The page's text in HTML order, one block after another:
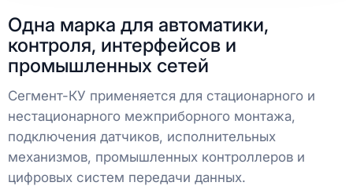
Одна марка для автоматики,
контроля, интерфейсов и
промышленных сетей
Сегмент-КУ применяется для стационарного и
нестационарного межприборного монтажа,
подключения датчиков, исполнительных
механизмов, промышленных контроллеров и
цифровых систем передачи данных.